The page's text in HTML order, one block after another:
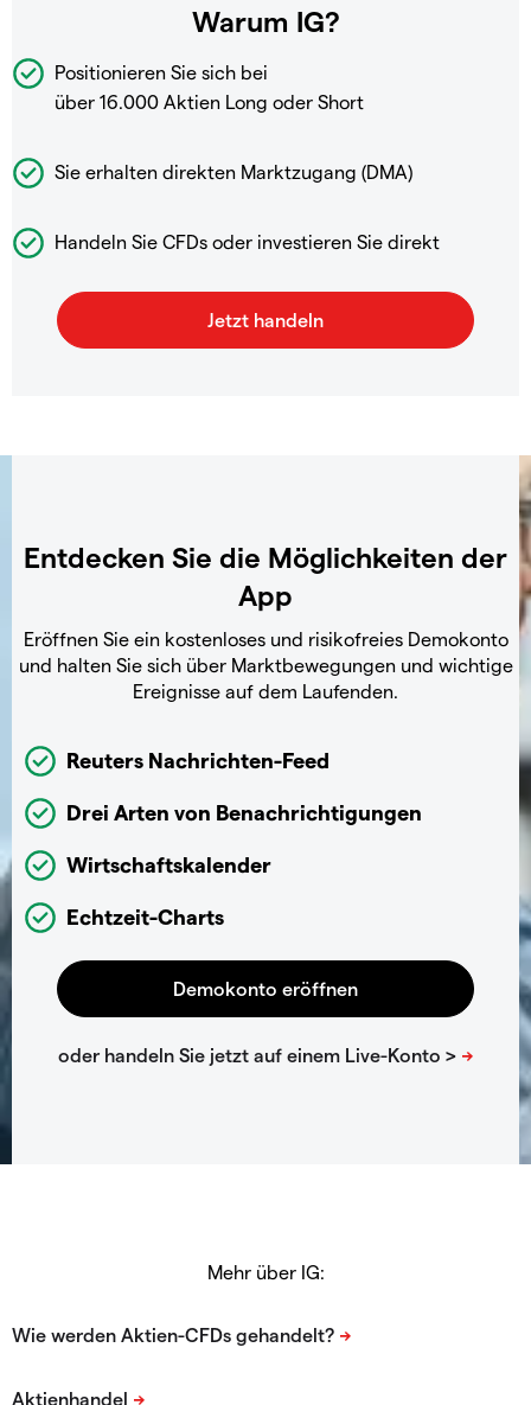
Warum IG?
Positionieren Sie sich bei
über 16.000 Aktien Long oder Short
Sie erhalten direkten Marktzugang (DMA)
Handeln Sie CFDs oder investieren Sie direkt
Entdecken Sie die Möglichkeiten der
App
Eröffnen Sie ein kostenloses und risikofreies Demokonto
und halten Sie sich über Marktbewegungen und wichtige
Ereignisse auf dem Laufenden.
Reuters Nachrichten-Feed
Drei Arten von Benachrichtigungen
Wirtschaftskalender
Echtzeit-Charts
Mehr über IG: